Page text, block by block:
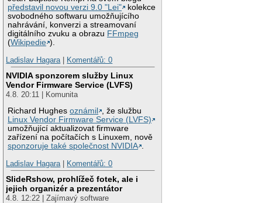
představil novou verzi 9.0 "Lei"
kolekce
svobodného softwaru umožňujícího
nahrávání, konverzi a streamovaní
digitálního zvuku a obrazu FFmpeg
(Wikipedie ).
Ladislav Hagara| Komentářů: 0
NVIDIA sponzorem služby Linux
Vendor Firmware Service (LVFS)
4.8. 20:11 | Komunita
Richard Hughesoznámil
, že službu
Linux Vendor Firmware Service (LVFS)
umožňující aktualizovat firmware
zařízení na počítačích s Linuxem, nově
sponzoruje také společnost NVIDIA .
Ladislav Hagara| Komentářů: 0
SlideRshow, prohlížeč fotek, ale i
jejich organizér a prezentátor
4.8. 12:22 | Zajímavý software